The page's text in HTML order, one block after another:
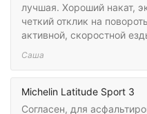
лучшая. Хороший накат,
четкий отклик на
активной, скоростной
Саша
Michelin Latitude Sport 3
Согласен, для